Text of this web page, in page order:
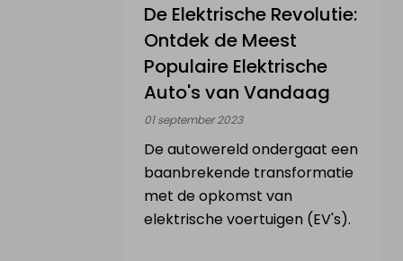
De Elektrische Revolutie:
Ontdek de Meest
Populaire Elektrische
Auto's van Vandaag
01 september 2023
De autowereld ondergaat een
baanbrekende transformatie
met de opkomst van
elektrische voertuigen (EV's).